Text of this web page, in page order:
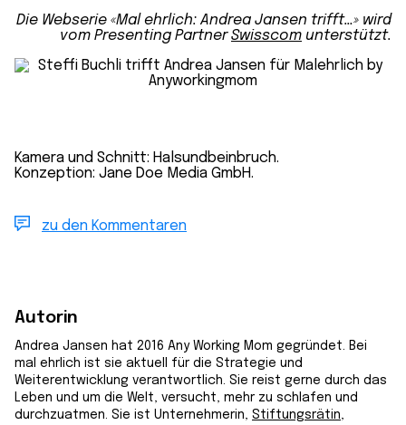
Die Webserie «Mal ehrlich: Andrea Jansen trifft…» wird
vom Presenting PartnerSwisscom unterstützt.
Kamera und Schnitt: Halsundbeinbruch.
Konzeption: Jane Doe Media GmbH.
zu den Kommentaren
Autorin
Andrea Jansen hat 2016 Any Working Mom gegründet. Bei
mal ehrlich ist sie aktuell für die Strategie und
Weiterentwicklung verantwortlich. Sie reist gerne durch das
Leben und um die Welt, versucht, mehr zu schlafen und
durchzuatmen. Sie ist Unternehmerin, Stiftungsrätin,